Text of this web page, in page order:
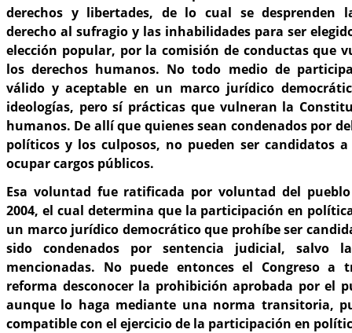
derechos y libertades, de lo cual se desprenden
derecho al sufragio y las inhabilidades para ser
elección popular, por la comisión de conductas que
los derechos humanos. No todo medio de
válido y aceptable en un marco jurídico
ideologías, pero sí prácticas que vulneran la
humanos. De allí que quienes sean condenados por
políticos y los culposos, no pueden ser candidatos
ocupar cargos públicos.
Esa voluntad fue ratificada por voluntad del
2004, el cual determina que la participación en
un marco jurídico democrático que prohíbe ser
sido condenados por sentencia judicial, salvo
mencionadas. No puede entonces el Congreso a
reforma desconocer la prohibición aprobada por el
aunque lo haga mediante una norma transitoria,
compatible con el ejercicio de la participación en